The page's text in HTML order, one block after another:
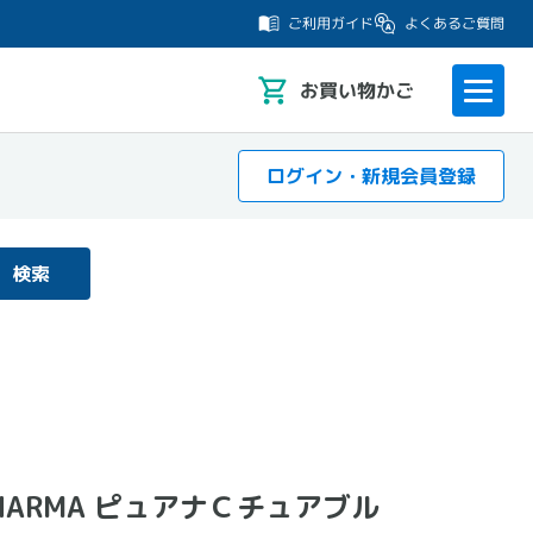
ご利用ガイド よくあるご質問
お買い物かご
ログイン・新規会員登録
検索
ピュアナＣチュアブル